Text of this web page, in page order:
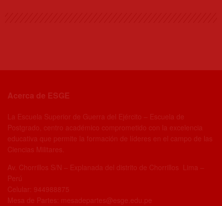
Acerca de ESGE
La Escuela Superior de Guerra del Ejército – Escuela de
Postgrado, centro académico comprometido con la excelencia
educativa que permite la formación de líderes en el campo de las
Ciencias Militares.
Av. Chorrillos S/N – Explanada del distrito de Chorrillos Lima –
Perú
Celular: 944988875
Mesa de Partes: mesadepartes@esge.edu.pe